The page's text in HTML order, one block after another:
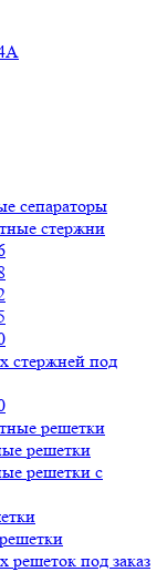
сепараторы
стержни
стержней под
решетки
решетки
решетки с
решеток под заказ